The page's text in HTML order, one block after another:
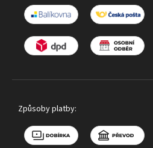
Způsoby platby: